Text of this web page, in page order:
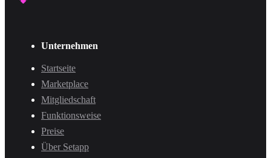
Unternehmen
Startseite
Marketplace
Mitgliedschaft
Funktionsweise
Preise
Über Setapp